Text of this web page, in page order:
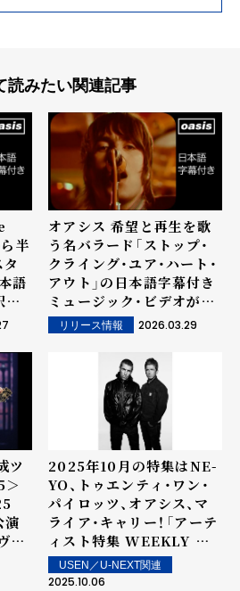
読みたい関連記事
半
語
は
オアシス 希望と再生を歌
う名バラード「ストップ・
クライング・ユア・ハート・
アウト」の日本語字幕付き
ミュージック・ビデオがオ
アシス公式YouTubeから
公開。
リリース情報 2026.03.29
ツ
演
レ
2025年10月の特集はNE-
YO、トゥエンティ・ワン・
パイロッツ、オアシス、マ
ライア・キャリー！――「アーテ
ィスト特集 WEEKLY 洋
楽」by USEN
USEN／U-NEXT関連
2025.10.06